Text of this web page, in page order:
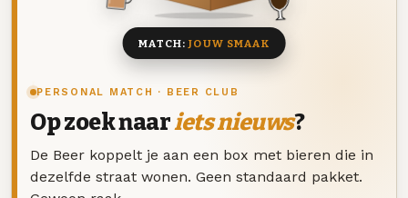
PERSONAL MATCH · BEER CLUB
Op zoek naariets nieuws?
De Beer koppelt je aan een box met bieren die in
dezelfde straat wonen. Geen standaard pakket.
MATCH:JOUW SMAAK